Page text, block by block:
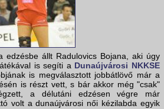
edzésbe állt Radulovics Bojana, aki úgy
is segíti a Dunaújvárosi NKKSE
is megválasztott jobbátlövő már a
is részt vett, s bár akkor még "csak"
a délutáni edzésen végre már
volt a dunaújvárosi női kézilabda egyik